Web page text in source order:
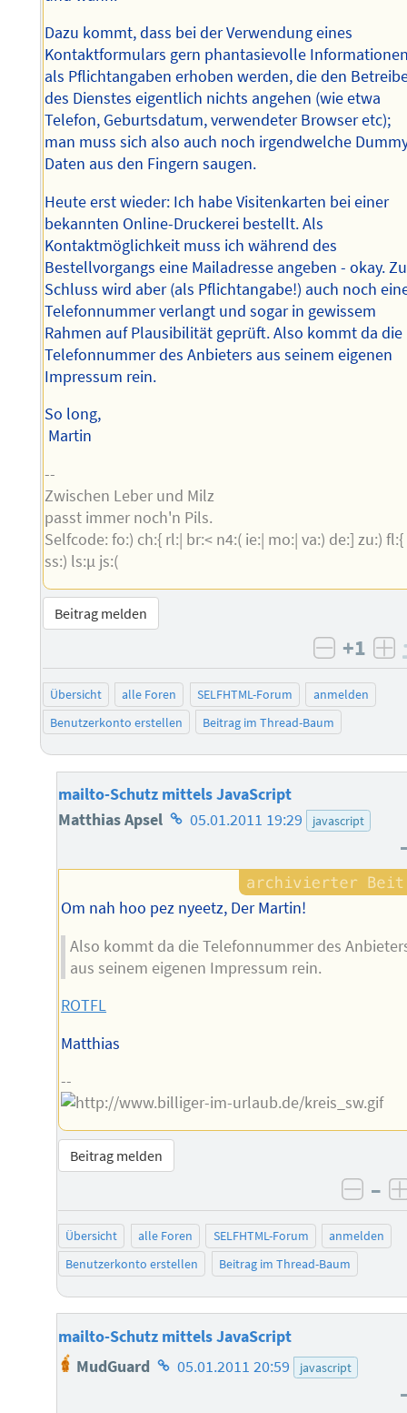
Dazu kommt, dass bei der Verwendung eines
Kontaktformulars gern phantasievolle
als Pflichtangaben erhoben werden, die den
des Dienstes eigentlich nichts angehen (wie etwa
Telefon, Geburtsdatum, verwendeter Browser etc);
man muss sich also auch noch irgendwelche
Daten aus den Fingern saugen.
Heute erst wieder: Ich habe Visitenkarten bei einer
bekannten Online-Druckerei bestellt. Als
Kontaktmöglichkeit muss ich während des
Bestellvorgangs eine Mailadresse angeben - okay.
Schluss wird aber (als Pflichtangabe!) auch noch
Telefonnummer verlangt und sogar in gewissem
Rahmen auf Plausibilität geprüft. Also kommt da die
Telefonnummer des Anbieters aus seinem eigenen
Impressum rein.
So long,
Martin
--
Zwischen Leber und Milz
passt immer noch'n Pils.
Selfcode: fo:) ch:{ rl:| br:< n4:( ie:| mo:| va:) de:] zu:) fl:{
ss:) ls:µ js:(
Beitrag melden
negativ
+1
Übersicht alle Foren SELFHTML-Forum
anmelden
Benutzerkonto erstellen
Beitrag im Thread-Baum
mailto-Schutz mittels JavaScript
Matthias Apsel Homepage
Autors
05.01.2011 19:29 javascript
Om nah hoo pez nyeetz, Der Martin!
Also kommt da die Telefonnummer des
aus seinem eigenen Impressum rein.
ROTFL
Matthias
--
Beitrag melden
–
Übersicht alle Foren SELFHTML-Forum
anmelden
Benutzerkonto erstellen
Beitrag im Thread-Baum
mailto-Schutz mittels JavaScript
MudGuard Homepage
05.01.2011 20:59 javascript